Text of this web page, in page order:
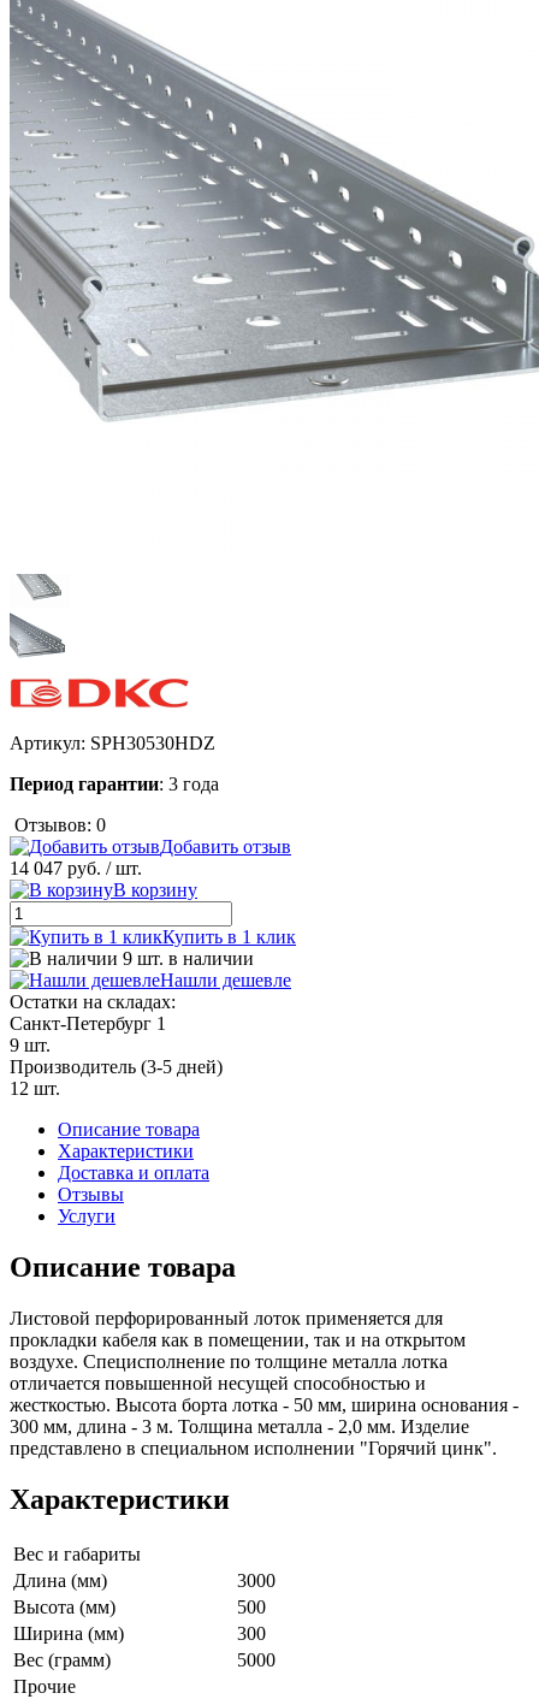
Артикул: SPH30530HDZ
Период гарантии: 3 года
Отзывов: 0
Добавить отзыв
14 047 руб. / шт.
В корзину
Купить в 1 клик
9 шт. в наличии
Нашли дешевле
Остатки на складах:
Санкт-Петербург 1
9 шт.
Производитель (3-5 дней)
12 шт.
Описание товара
Характеристики
Доставка и оплата
Отзывы
Услуги
Описание товара
Листовой перфорированный лоток применяется для
прокладки кабеля как в помещении, так и на открытом
воздухе. Специсполнение по толщине металла лотка
отличается повышенной несущей способностью и
жесткостью. Высота борта лотка - 50 мм, ширина основания -
300 мм, длина - 3 м. Толщина металла - 2,0 мм. Изделие
представлено в специальном исполнении "Горячий цинк".
Характеристики
Вес и габариты
Длина (мм)
3000
Высота (мм)
500
Ширина (мм)
300
Вес (грамм)
5000
Прочие